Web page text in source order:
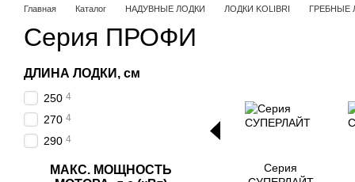
Главная Каталог НАДУВНЫЕ ЛОДКИ ЛОДКИ KOLIBRI ГРЕБНЫЕ
Серия ПРОФИ
Серия
ДЛИНА ЛОДКИ, см
250 4
270 4
290 4
МАКС. МОЩНОСТЬ